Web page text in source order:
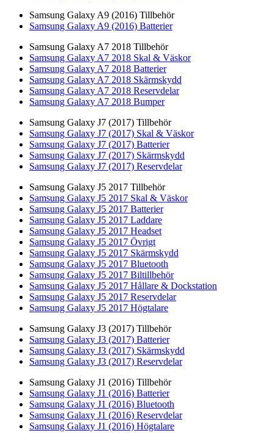
Samsung Galaxy A9 (2016) Tillbehör
Samsung Galaxy A9 (2016) Batterier
Samsung Galaxy A7 2018 Tillbehör
Samsung Galaxy A7 2018 Skal & Väskor
Samsung Galaxy A7 2018 Batterier
Samsung Galaxy A7 2018 Skärmskydd
Samsung Galaxy A7 2018 Reservdelar
Samsung Galaxy A7 2018 Bumper
Samsung Galaxy J7 (2017) Tillbehör
Samsung Galaxy J7 (2017) Skal & Väskor
Samsung Galaxy J7 (2017) Batterier
Samsung Galaxy J7 (2017) Skärmskydd
Samsung Galaxy J7 (2017) Reservdelar
Samsung Galaxy J5 2017 Tillbehör
Samsung Galaxy J5 2017 Skal & Väskor
Samsung Galaxy J5 2017 Batterier
Samsung Galaxy J5 2017 Laddare
Samsung Galaxy J5 2017 Headset
Samsung Galaxy J5 2017 Övrigt
Samsung Galaxy J5 2017 Skärmskydd
Samsung Galaxy J5 2017 Bluetooth
Samsung Galaxy J5 2017 Biltillbehör
Samsung Galaxy J5 2017 Hållare & Dockstation
Samsung Galaxy J5 2017 Reservdelar
Samsung Galaxy J5 2017 Högtalare
Samsung Galaxy J3 (2017) Tillbehör
Samsung Galaxy J3 (2017) Batterier
Samsung Galaxy J3 (2017) Skärmskydd
Samsung Galaxy J3 (2017) Reservdelar
Samsung Galaxy J1 (2016) Tillbehör
Samsung Galaxy J1 (2016) Batterier
Samsung Galaxy J1 (2016) Bluetooth
Samsung Galaxy J1 (2016) Reservdelar
Samsung Galaxy J1 (2016) Högtalare